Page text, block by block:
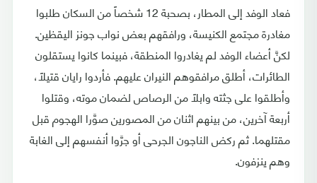
فعاد الوفد إلى المطار، بصحبة 12 شخصاً من السكان طلبوا
مغادرة مجتمع الكنيسة، ورافقهم بعض نواب جونز اليقظين.
لكنَّ أعضاء الوفد لم يغادروا المنطقة، فبينما كانوا يستقلون
الطائرات، أطلق مرافقوهم النيران عليهم. فأردوا رايان قتيلاً،
وأطلقوا على جثته وابلاً من الرصاص لضمان موته، وقتلوا
أربعة آخرين، من بينهم اثنان من المصورين صوَّرا الهجوم قبل
مقتلهما. ثم ركض الناجون الجرحى أو جرَّوا أنفسهم إلى الغابة
وهم ينزفون.